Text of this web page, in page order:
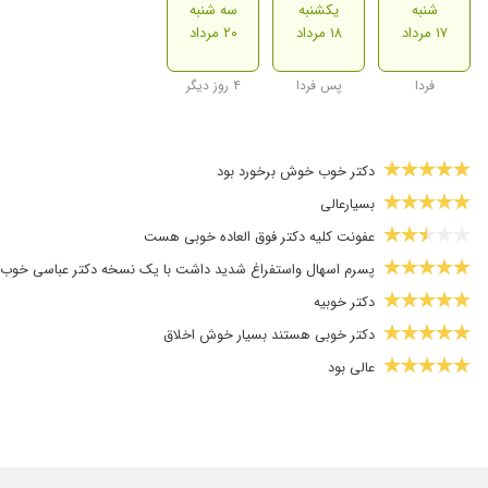
شنبه
۱۷ مرداد
فردا
یکشنبه
۱۸ مرداد
پس فردا
سه شنبه
۲۰ مرداد
۴ روز دیگر
دکتر خوب خوش برخورد بود
بسیارعالی
عفونت کلیه دکتر فوق العاده خوبی هست
پسرم اسهال واستفراغ شدید داشت با یک نسخه دکتر عباسی
دکتر خوبیه
دکتر خوبی هستند بسیار خوش اخلاق
عالی بود